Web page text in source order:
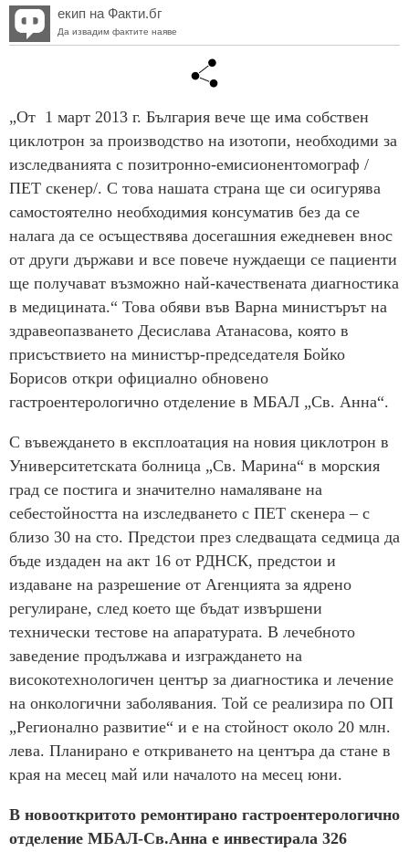
екип на Факти.бг
Да извадим фактите наяве
„От 1 март 2013 г. България вече ще има собствен
циклотрон за производство на изотопи, необходими за
изследванията с позитронно-емисионентомограф /
ПЕТ скенер/. С това нашата страна ще си осигурява
самостоятелно необходимия консуматив без да се
налага да се осъществява досегашния ежедневен внос
от други държави и все повече нуждаещи се пациенти
ще получават възможно най-качествената диагностика
в медицината.“ Това обяви във Варна министърът на
здравеопазването Десислава Атанасова, която в
присъствието на министър-председателя Бойко
Борисов откри официално обновено
гастроентерологично отделение в МБАЛ „Св. Анна“.
С въвеждането в експлоатация на новия циклотрон в
Университетската болница „Св. Марина“ в морския
град се постига и значително намаляване на
себестойността на изследването с ПЕТ скенера – с
близо 30 на сто. Предстои през следващата седмица да
бъде издаден на акт 16 от РДНСК, предстои и
издаване на разрешение от Агенцията за ядрено
регулиране, след което ще бъдат извършени
технически тестове на апаратурата. В лечебното
заведение продължава и изграждането на
високотехнологичен център за диагностика и лечение
на онкологични заболявания. Той се реализира по ОП
„Регионално развитие“ и е на стойност около 20 млн.
лева. Планирано е откриването на центъра да стане в
края на месец май или началото на месец юни.
В новооткритото ремонтирано гастроентерологично
отделение МБАЛ-Св.Анна е инвестирала 326